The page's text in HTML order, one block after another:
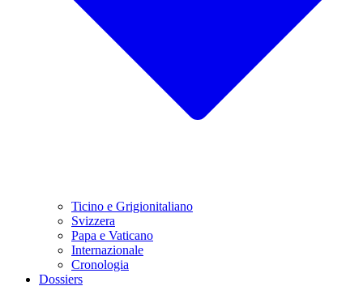
Ticino e Grigionitaliano
Svizzera
Papa e Vaticano
Internazionale
Cronologia
Dossiers